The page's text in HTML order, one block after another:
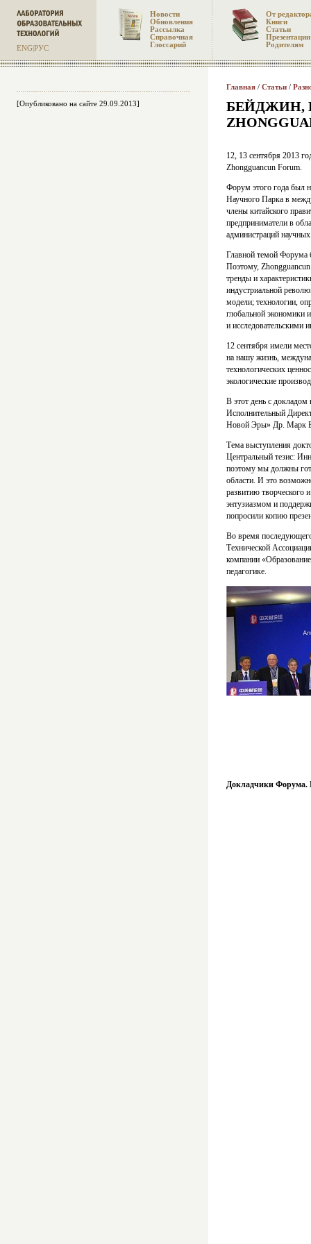
ENGРУС
Новости
Обновления
Рассылка
Справочная
Глоссарий
От
Книги
Статьи
Презентации
Родителям
[Опубликовано на сайте 29.09.2013]
Главная / Статьи /
БЕЙДЖИН,
12, 13 сентября 2013
Zhongguancun Forum.
Форум этого года был
Научного Парка в
члены китайского
предприниматели в
администраций
Главной темой Форума
Поэтому,
тренды и
индустриальной
модели; технологии,
глобальной экономики
и исследовательскими
12 сентября имели
на нашу жизнь,
технологических
экологические
В этот день с
Исполнительный
Новой Эры» Др. Марк
Тема выступления
Центральный тезис:
поэтому мы должны
области. И это
развитию творческого
энтузиазмом и
попросили копию
Во время
Технической
компании
педагогике.
Докладчики Форума.